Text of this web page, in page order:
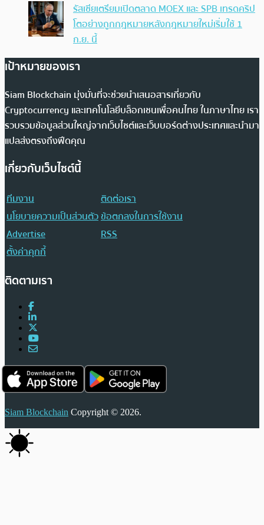
รัสเซียเตรียมเปิดตลาด MOEX และ SPB เทรดคริป
โตอย่างถูกกฎหมายหลังกฎหมายใหม่เริ่มใช้ 1
ก.ย. นี้
เป้าหมายของเรา
Siam Blockchain มุ่งมั่นที่จะช่วยนำเสนอสารเกี่ยวกับ
Cryptocurrency และเทคโนโลยีบล็อกเชนเพื่อคนไทย ในภาษาไทย เรา
รวบรวมข้อมูลส่วนใหญ่จากเว็บไซต์และเว็บบอร์ดต่างประเทศและนำมา
แปลส่งตรงถึงฟีดคุณ
เกี่ยวกับเว็บไซต์นี้
ทีมงาน
ติดต่อเรา
นโยบายความเป็นส่วนตัวข้อตกลงในการใช้งาน
Advertise
RSS
ตั้งค่าคุกกี้
ติดตามเรา
Siam Blockchain Copyright © 2026.